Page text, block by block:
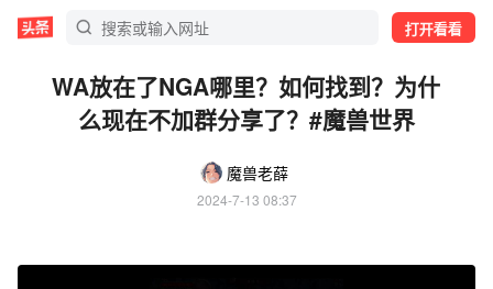
打开看看
WA放在了NGA哪里？如何找到？为什
么现在不加群分享了？#魔兽世界
魔兽老薛
2024-7-13 08:37